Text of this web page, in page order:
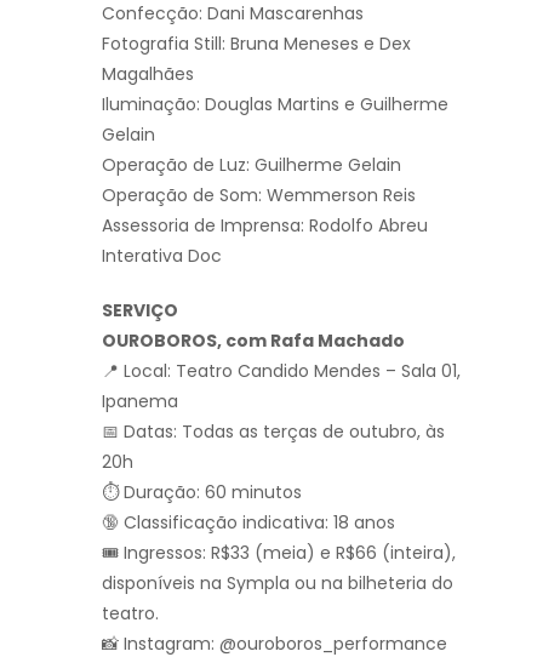
Confecção: Dani Mascarenhas
Fotografia Still: Bruna Meneses e Dex
Magalhães
Iluminação: Douglas Martins e Guilherme
Gelain
Operação de Luz: Guilherme Gelain
Operação de Som: Wemmerson Reis
Assessoria de Imprensa: Rodolfo Abreu
Interativa Doc
SERVIÇO
OUROBOROS, com Rafa Machado
📍 Local: Teatro Candido Mendes – Sala 01,
Ipanema
📅 Datas: Todas as terças de outubro, às
20h
⏱ Duração: 60 minutos
🔞 Classificação indicativa: 18 anos
🎟 Ingressos: R$33 (meia) e R$66 (inteira),
disponíveis na Sympla ou na bilheteria do
teatro.
📸 Instagram: @ouroboros_performance